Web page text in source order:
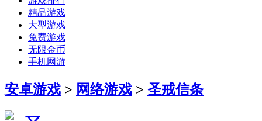
精品游戏
大型游戏
免费游戏
无限金币
手机网游
安卓游戏 > 网络游戏 > 圣戒信条